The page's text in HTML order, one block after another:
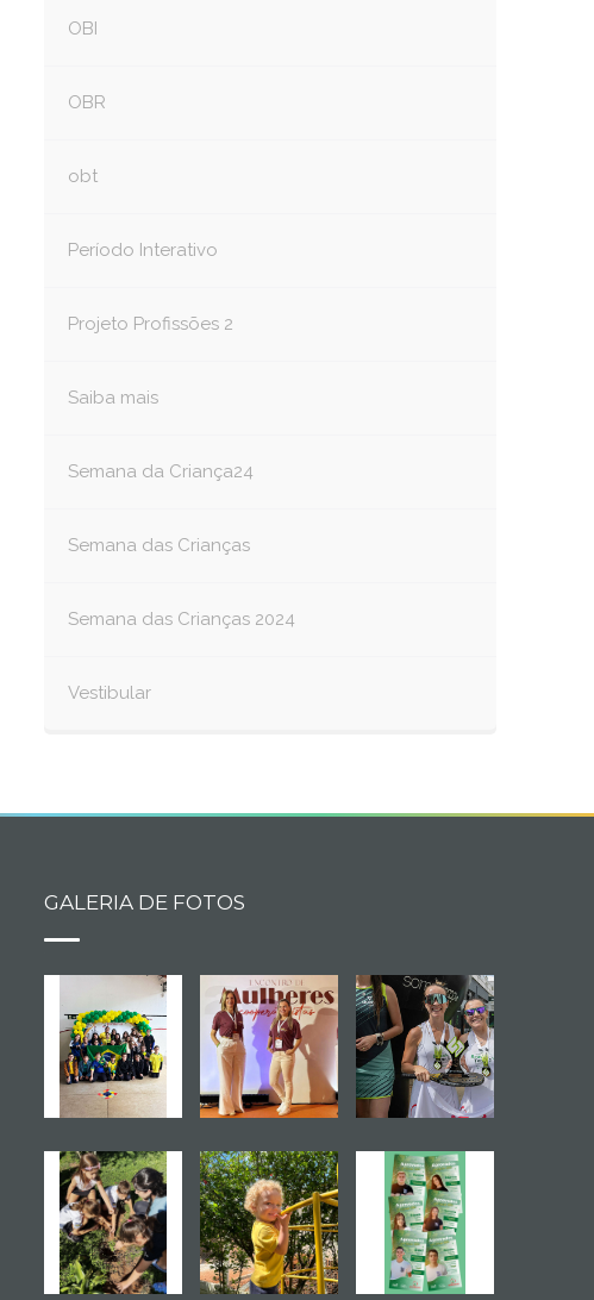
OBI
OBR
obt
Período Interativo
Projeto Profissões 2
Saiba mais
Semana da Criança24
Semana das Crianças
Semana das Crianças 2024
Vestibular
GALERIA DE FOTOS